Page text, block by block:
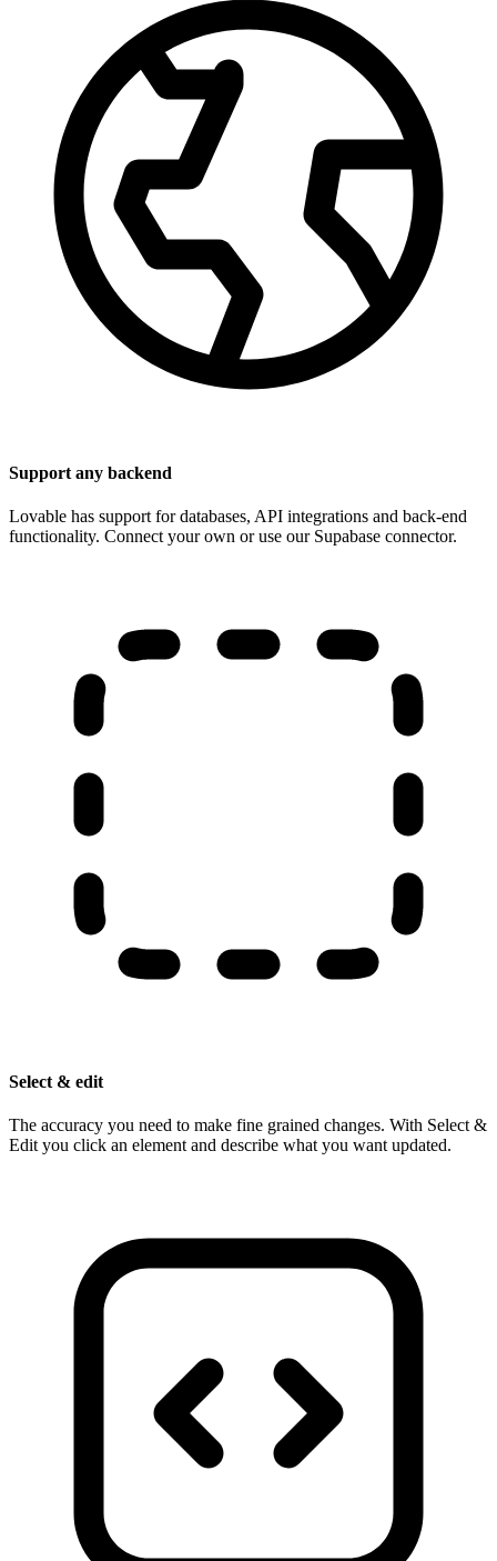
Support any backend
Lovable has support for databases, API integrations and back-end
functionality. Connect your own or use our Supabase connector.
Select & edit
The accuracy you need to make fine grained changes. With Select &
Edit you click an element and describe what you want updated.